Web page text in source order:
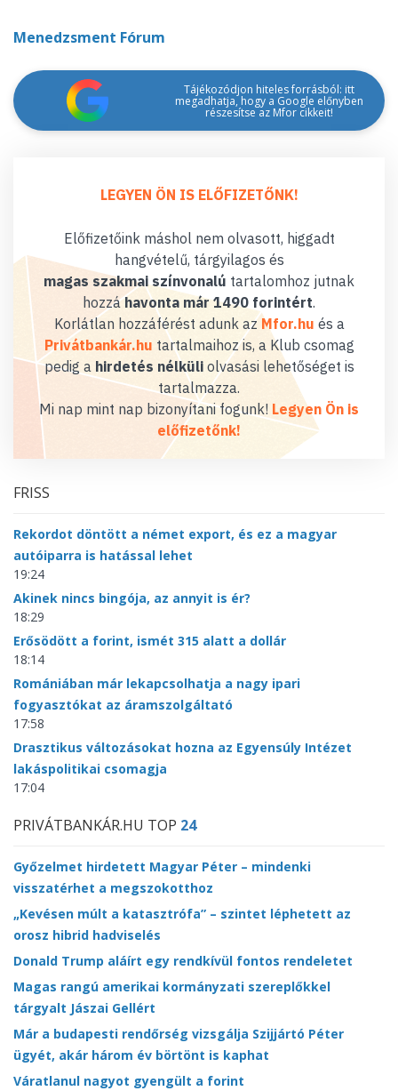
Menedzsment Fórum
Tájékozódjon hiteles forrásból: itt
megadhatja, hogy a Google előnyben
részesítse az Mfor cikkeit!
LEGYEN ÖN IS ELŐFIZETŐNK!
Előfizetőink máshol nem olvasott, higgadt
hangvételű, tárgyilagos és
magas szakmai színvonalú tartalomhoz jutnak
hozzáhavonta már 1490 forintért.
Korlátlan hozzáférést adunk az Mfor.hu és a
Privátbankár.hu tartalmaihoz is, a Klub csomag
pedig a hirdetés nélküliolvasási lehetőséget is
tartalmazza.
Mi nap mint nap bizonyítani fogunk! Legyen Ön is
előfizetőnk!
FRISS
Rekordot döntött a német export, és ez a magyar
autóiparra is hatással lehet
19:24
Akinek nincs bingója, az annyit is ér?
18:29
Erősödött a forint, ismét 315 alatt a dollár
18:14
Romániában már lekapcsolhatja a nagy ipari
fogyasztókat az áramszolgáltató
17:58
Drasztikus változásokat hozna az Egyensúly Intézet
lakáspolitikai csomagja
17:04
PRIVÁTBANKÁR.HU TOP 24
Győzelmet hirdetett Magyar Péter – mindenki
visszatérhet a megszokotthoz
„Kevésen múlt a katasztrófa” – szintet léphetett az
orosz hibrid hadviselés
Donald Trump aláírt egy rendkívül fontos rendeletet
Magas rangú amerikai kormányzati szereplőkkel
tárgyalt Jászai Gellért
Már a budapesti rendőrség vizsgálja Szijjártó Péter
ügyét, akár három év börtönt is kaphat
Váratlanul nagyot gyengült a forint